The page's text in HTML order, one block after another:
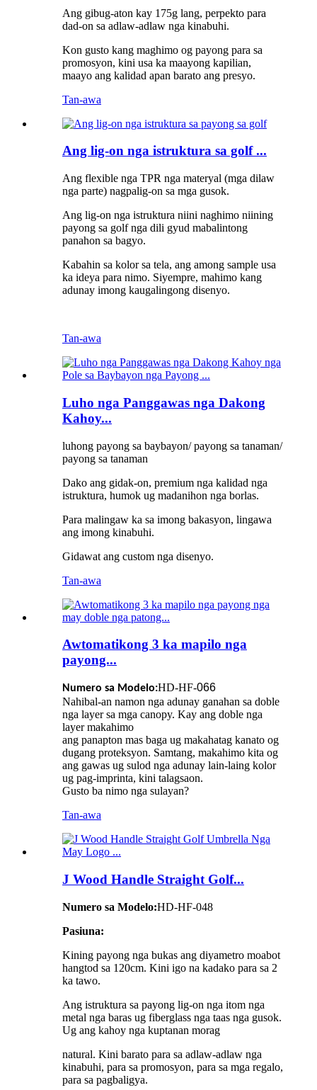
Ang gibug-aton kay 175g lang, perpekto para
dad-on sa adlaw-adlaw nga kinabuhi.
Kon gusto kang maghimo og payong para sa
promosyon, kini usa ka maayong kapilian,
maayo ang kalidad apan barato ang presyo.
Tan-awa
Ang lig-on nga istruktura sa golf ...
Ang flexible nga TPR nga materyal (mga dilaw
nga parte) nagpalig-on sa mga gusok.
Ang lig-on nga istruktura niini naghimo niining
payong sa golf nga dili gyud mabalintong
panahon sa bagyo.
Kabahin sa kolor sa tela, ang among sample usa
ka ideya para nimo. Siyempre, mahimo kang
adunay imong kaugalingong disenyo.
Tan-awa
Luho nga Panggawas nga Dakong
Kahoy...
luhong payong sa baybayon/ payong sa tanaman/
payong sa tanaman
Dako ang gidak-on, premium nga kalidad nga
istruktura, humok ug madanihon nga borlas.
Para malingaw ka sa imong bakasyon, lingawa
ang imong kinabuhi.
Gidawat ang custom nga disenyo.
Tan-awa
Awtomatikong 3 ka mapilo nga
payong...
Numero sa Modelo:HD-HF-066
Nahibal-an namon nga adunay ganahan sa doble
nga layer sa mga canopy. Kay ang doble nga
layer makahimo
ang panapton mas baga ug makahatag kanato og
dugang proteksyon. Samtang, makahimo kita og
ang gawas ug sulod nga adunay lain-laing kolor
ug pag-imprinta, kini talagsaon.
Gusto ba nimo nga sulayan?
Tan-awa
J Wood Handle Straight Golf...
Numero sa Modelo:HD-HF-048
Pasiuna:
Kining payong nga bukas ang diyametro moabot
hangtod sa 120cm. Kini igo na kadako para sa 2
ka tawo.
Ang istruktura sa payong lig-on nga itom nga
metal nga baras ug fiberglass nga taas nga gusok.
Ug ang kahoy nga kuptanan morag
natural. Kini barato para sa adlaw-adlaw nga
kinabuhi, para sa promosyon, para sa mga regalo,
para sa pagbaligya.